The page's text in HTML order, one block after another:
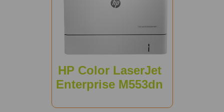
HP Color LaserJet
Enterprise M553dn